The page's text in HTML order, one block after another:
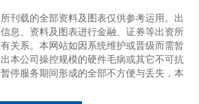
载的全部资料及图表仅供参考运用。出
息、资料及图表进行金融、证券等出资所
关系。本网站如因系统维护或晋级而需暂
本公司操控规模的硬件毛病或其它不可抗
停服务期间形成的全部不方便与丢失，本